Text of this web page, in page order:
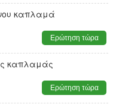
καπλαμά
Ερώτηση τώρα
καπλαμάς
Ερώτηση τώρα